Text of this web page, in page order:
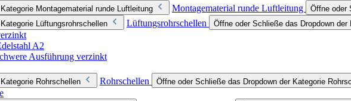
Montagematerial runde Luftleitung Montagematerial runde Luftleitung
Öffne oder
Lüftungsrohrschellen
Lüftungsrohrschellen Öffne oder Schließe das Dropdown
A2
Ausführung verzinkt
Rohrschellen Rohrschellen Öffne oder Schließe das Dropdown der Kategorie